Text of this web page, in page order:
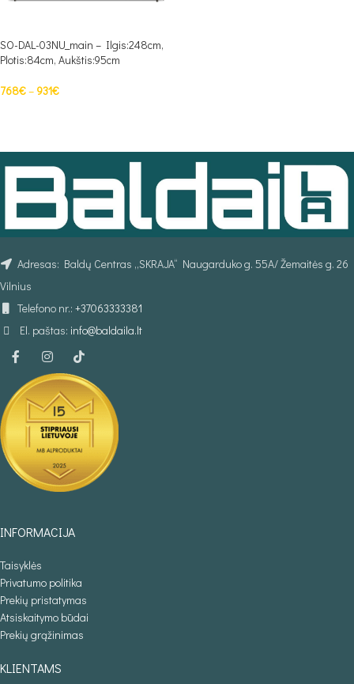
SO-DAL-03NU_main – Ilgis:248cm,
Plotis:84cm, Aukštis:95cm
768€– 931€
Adresas: Baldų Centras „SKRAJA“ Naugarduko g. 55A/ Žemaitės g. 26
Vilnius
Telefono nr.: +37063333381
El. paštas: info@baldaila.lt
INFORMACIJA
Taisyklės
Privatumo politika
Prekių pristatymas
Atsiskaitymo būdai
Prekių grąžinimas
KLIENTAMS